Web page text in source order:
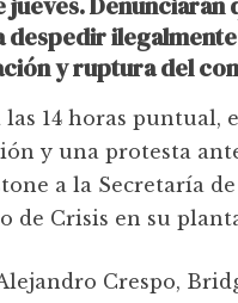
despedir
y ruptura del
las 14 horas
y una protesta
a la Secretaría
de Crisis en su
Crespo,